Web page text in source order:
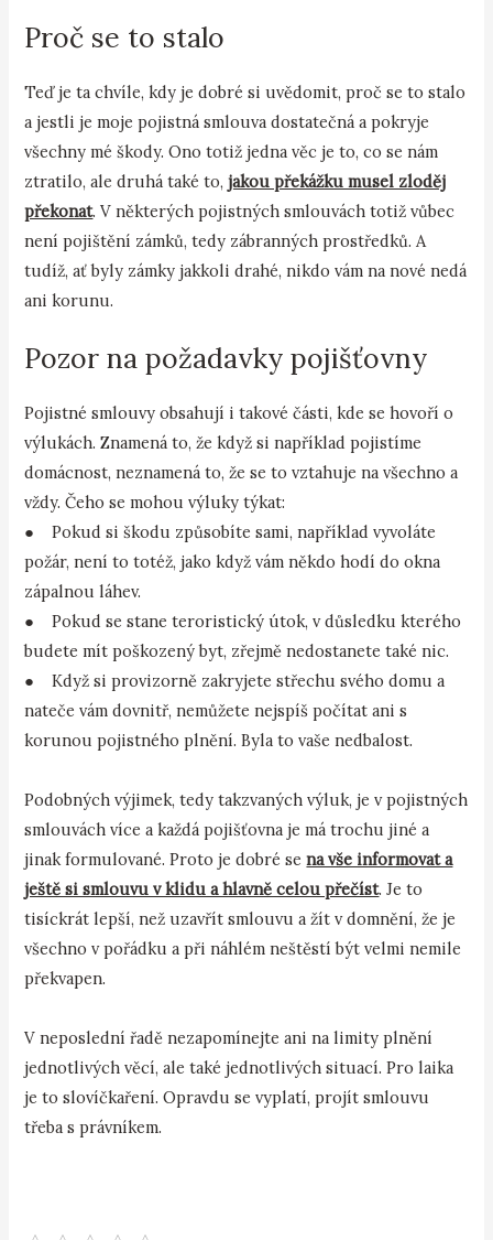
Proč se to stalo
Teď je ta chvíle, kdy je dobré si uvědomit, proč se to stalo
a jestli je moje pojistná smlouva dostatečná a pokryje
všechny mé škody. Ono totiž jedna věc je to, co se nám
ztratilo, ale druhá také to,jakou překážku musel zloděj
překonat. V některých pojistných smlouvách totiž vůbec
není pojištění zámků, tedy zábranných prostředků. A
tudíž, ať byly zámky jakkoli drahé, nikdo vám na nové nedá
ani korunu.
Pozor na požadavky pojišťovny
Pojistné smlouvy obsahují i takové části, kde se hovoří o
výlukách. Znamená to, že když si například pojistíme
domácnost, neznamená to, že se to vztahuje na všechno a
vždy. Čeho se mohou výluky týkat:
● Pokud si škodu způsobíte sami, například vyvoláte
požár, není to totéž, jako když vám někdo hodí do okna
zápalnou láhev.
● Pokud se stane teroristický útok, v důsledku kterého
budete mít poškozený byt, zřejmě nedostanete také nic.
● Když si provizorně zakryjete střechu svého domu a
nateče vám dovnitř, nemůžete nejspíš počítat ani s
korunou pojistného plnění. Byla to vaše nedbalost.
Podobných výjimek, tedy takzvaných výluk, je v pojistných
smlouvách více a každá pojišťovna je má trochu jiné a
jinak formulované. Proto je dobré sena vše informovat a
ještě si smlouvu v klidu a hlavně celou přečíst. Je to
tisíckrát lepší, než uzavřít smlouvu a žít v domnění, že je
všechno v pořádku a při náhlém neštěstí být velmi nemile
překvapen.
V neposlední řadě nezapomínejte ani na limity plnění
jednotlivých věcí, ale také jednotlivých situací. Pro laika
je to slovíčkaření. Opravdu se vyplatí, projít smlouvu
třeba s právníkem.